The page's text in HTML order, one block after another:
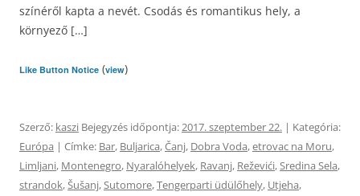
színéről kapta a nevét. Csodás és romantikus hely, a
környező […]
Like Button Notice (view)
Szerző: kaszi Bejegyzés időpontja:2017. szeptember 22. | Kategória:
Európa | Címke: Bar, Buljarica,Čanj, Dobra Voda,etrovac na Moru,
Limljani, Montenegro, Nyaralóhelyek, Ravanj, Reževići,Sredina Sela,
strandok,Šušanj,Sutomore,Tengerparti üdülőhely, Utjeha,